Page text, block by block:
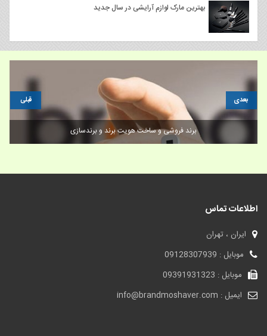
بهترین مارک لوازم آرایشی در سال جدید
برند فروشی و ساخت هویت برند و برندسازی
قبلی بعدی
اطلاعات تماس
ایران ، تهران
موبایل : 09128307939
موبایل : 09391931323
ایمیل : info@brandmoshaver.com